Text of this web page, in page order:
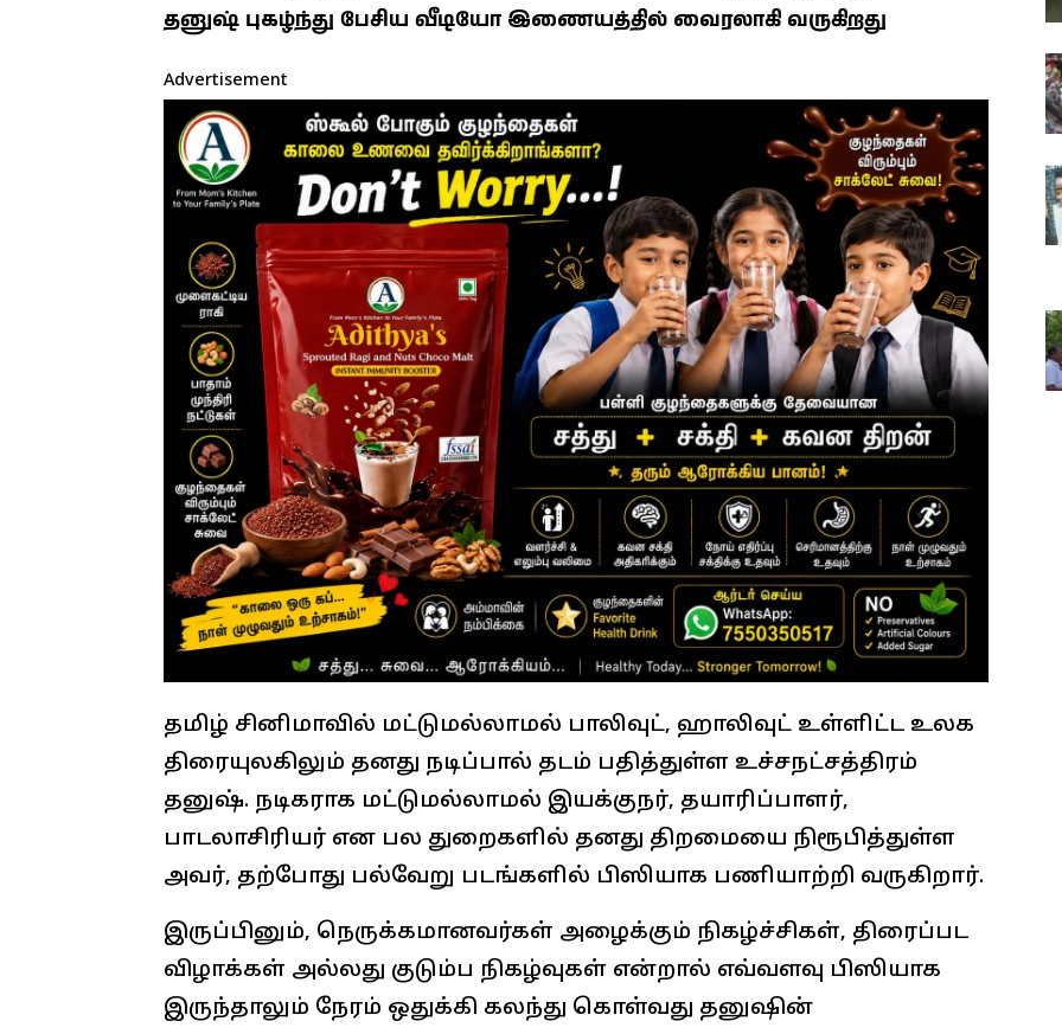
தனுஷ் புகழ்ந்து பேசிய வீடியோ இணையத்தில் வைரலாகி வருகிறது
Advertisement
தமிழ் சினிமாவில் மட்டுமல்லாமல் பாலிவுட், ஹாலிவுட் உள்ளிட்ட உலக
திரையுலகிலும் தனது நடிப்பால் தடம் பதித்துள்ள உச்சநட்சத்திரம்
தனுஷ். நடிகராக மட்டுமல்லாமல் இயக்குநர், தயாரிப்பாளர்,
பாடலாசிரியர் என பல துறைகளில் தனது திறமையை நிரூபித்துள்ள
அவர், தற்போது பல்வேறு படங்களில் பிஸியாக பணியாற்றி வருகிறார்.
இருப்பினும், நெருக்கமானவர்கள் அழைக்கும் நிகழ்ச்சிகள், திரைப்பட
விழாக்கள் அல்லது குடும்ப நிகழ்வுகள் என்றால் எவ்வளவு பிஸியாக
இருந்தாலும் நேரம் ஒதுக்கி கலந்து கொள்வது தனுஷின்